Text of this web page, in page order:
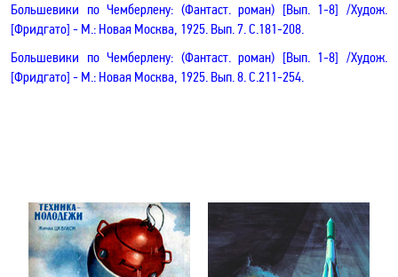
Большевики по Чемберлену: (Фантаст. роман) [Вып. 1-8]/Худож.
[Фридгато] - М.: Новая Москва, 1925. Вып. 7. С.181-208.
Большевики по Чемберлену: (Фантаст. роман) [Вып. 1-8]/Худож.
[Фридгато] - М.: Новая Москва, 1925. Вып. 8. С.211-254.